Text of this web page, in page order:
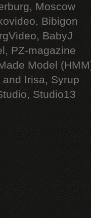
Moscow
Bibigon
BabyJ
PZ-magazine
Model
Irisa, Syrup
Studio13